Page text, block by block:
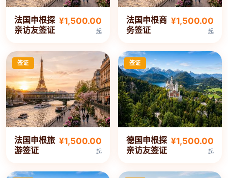
法国申根探
亲访友签证
¥1,500.00
起
法国申根商
务签证
¥1,500.00
起
签证
法国申根旅
游签证
¥1,500.00
起
签证
德国申根探
亲访友签证
¥1,500.00
起